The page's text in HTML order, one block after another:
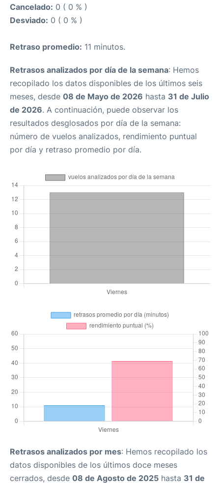
Cancelado: 0 ( 0 % )
Desviado: 0 ( 0 % )
Retraso promedio: 11 minutos.
Retrasos analizados por día de la semana: Hemos
recopilado los datos disponibles de los últimos seis
meses, desde 08 de Mayo de 2026 hasta 31 de Julio
de 2026. A continuación, puede observar los
resultados desglosados por día de la semana:
número de vuelos analizados, rendimiento puntual
por día y retraso promedio por día.
Retrasos analizados por mes: Hemos recopilado los
datos disponibles de los últimos doce meses
cerrados, desde 08 de Agosto de 2025 hasta 31 de